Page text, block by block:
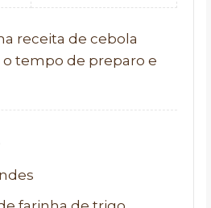
receita de cebola
tempo de preparo e